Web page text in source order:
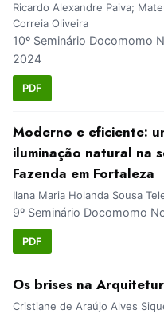
Ricardo Alexandre Paiva;
Correia Oliveira
10º Seminário Docomomo
2024
PDF
Moderno e eficiente:
iluminação natural na
Fazenda em Fortaleza
Ilana Maria Holanda Sousa
9º Seminário Docomomo
PDF
Os brises na
Cristiane de Araújo Alves